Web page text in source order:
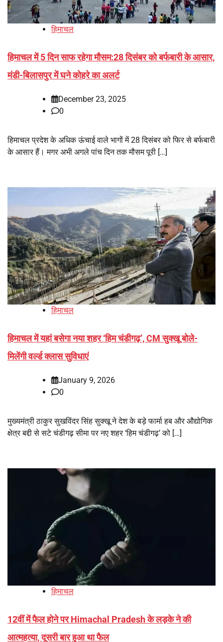
हिमाचल
हिमाचल में 5 दिन साफ रहेगा मौसम:28 दिसंबर को बर्फबारी के आसार,
मंडी-बिलासपुर में घने कोहरे का अलर्ट
December 23, 2025
0
हिमाचल प्रदेश के अधिक ऊंचाई वाले भागों में 28 दिसंबर को फिर से बर्फबारी
के आसार हैं। मगर अभी अगले पांच दिन तक मौसम पूरी […]
हिमाचल
हिमाचल में यहां बसेगा नया शहर ‘हिम चंडीगढ़’, CM सुक्‍खू बोले-
मिलेंगी वर्ल्ड क्लास सुविधाएं
January 9, 2026
0
मुख्यमंत्री ठाकुर सुखविंदर सिंह सुक्खू ने देश के बड़े फार्मा हब और औद्योगिक
क्षेत्र बद्दी से सटे चंडीगढ़ सीमा पर नए शहर ‘हिम चंडीगढ़’ को […]
हिमाचल
12वीं में फैल होने पर Himachal Pradesh के लड़के ने की
आत्महत्या, दूसरी बार हुआ था फैल